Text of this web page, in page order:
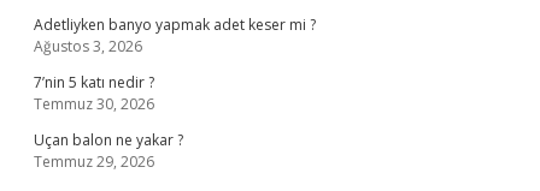
Adetliyken banyo yapmak adet keser mi ?
Ağustos 3, 2026
7’nin 5 katı nedir ?
Temmuz 30, 2026
Uçan balon ne yakar ?
Temmuz 29, 2026